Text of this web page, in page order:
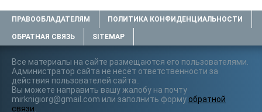
ПРАВООБЛАДАТЕЛЯМ ПОЛИТИКА КОНФИДЕНЦИАЛЬНОСТИ
ОБРАТНАЯ СВЯЗЬ SITEMAP
Все материалы на сайте размещаются его пользователями.
Администратор сайта не несёт ответственности за
действия пользователей сайта..
Вы можете направить вашу жалобу на почту
mirknigiorg@gmail.com или заполнить форму обратной
связи